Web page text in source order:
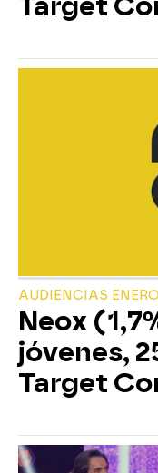
Target
AUDIENCIAS ENERO
Neox
jóvenes,
Target